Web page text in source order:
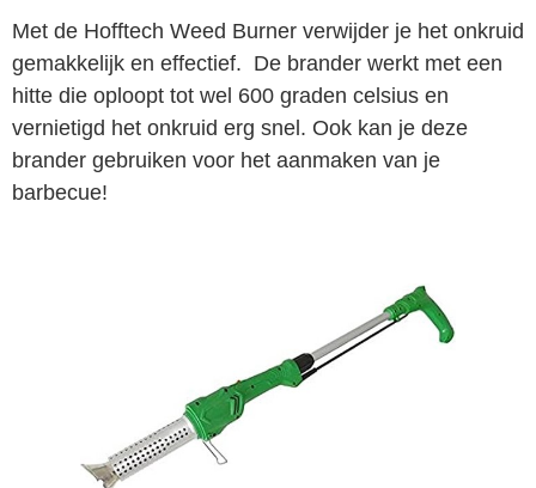
Met de Hofftech Weed Burner verwijder je het onkruid
gemakkelijk en effectief. De brander werkt met een
hitte die oploopt tot wel 600 graden celsius en
vernietigd het onkruid erg snel. Ook kan je deze
brander gebruiken voor het aanmaken van je
barbecue!